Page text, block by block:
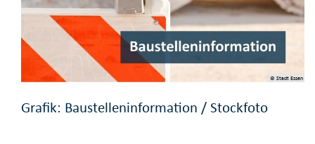
© Stadt Essen
Grafik: Baustelleninformation / Stockfoto